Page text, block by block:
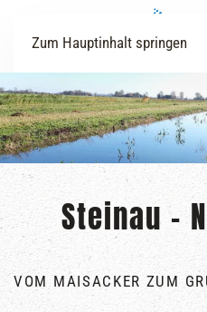
Zum Hauptinhalt springen
Steinau –
VOM MAISACKER ZUM